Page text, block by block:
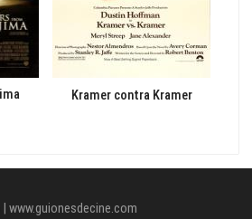
Kramer contra Kramer
www.guionesdecine.com